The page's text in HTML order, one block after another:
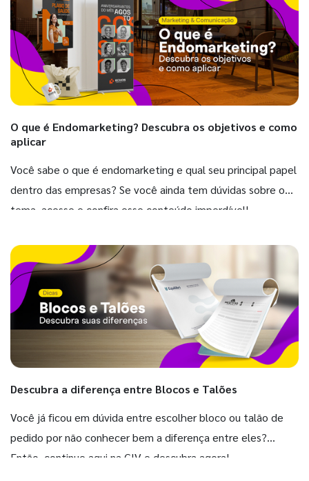
O que é Endomarketing? Descubra os objetivos e como
aplicar
Você sabe o que é endomarketing e qual seu principal papel
dentro das empresas? Se você ainda tem dúvidas sobre o
tema, acesse e confira esse conteúdo imperdível!
Descubra a diferença entre Blocos e Talões
Você já ficou em dúvida entre escolher bloco ou talão de
pedido por não conhecer bem a diferença entre eles?
Então, continue aqui na GIV e descubra agora!